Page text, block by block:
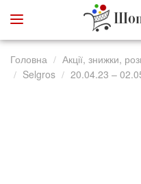
Головна
Акції, знижки,
Selgros
20.04.23 –